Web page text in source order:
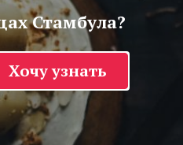
Стамбула?
Хочу узнать